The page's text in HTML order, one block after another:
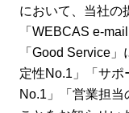
において、当社の
「WEBCAS e-
「Good Service
定性No.1」「サポ
No.1」「営業担